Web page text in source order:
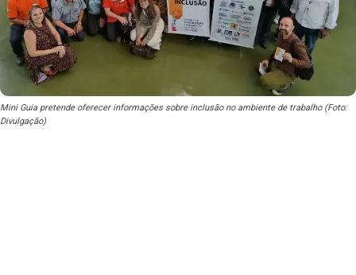
Mini Guia pretende oferecer informações sobre inclusão no ambiente de trabalho (Foto:
Divulgação)